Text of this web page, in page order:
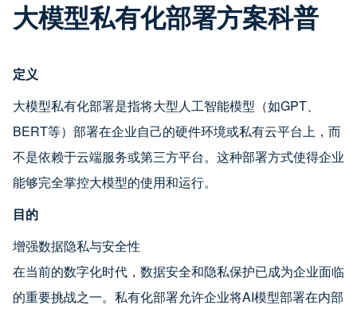
大模型私有化部署方案科普
定义
大模型私有化部署是指将大型人工智能模型（如GPT、
BERT等）部署在企业自己的硬件环境或私有云平台上，而
不是依赖于云端服务或第三方平台。这种部署方式使得企业
能够完全掌控大模型的使用和运行。
目的
增强数据隐私与安全性
在当前的数字化时代，数据安全和隐私保护已成为企业面临
的重要挑战之一。私有化部署允许企业将AI模型部署在内部